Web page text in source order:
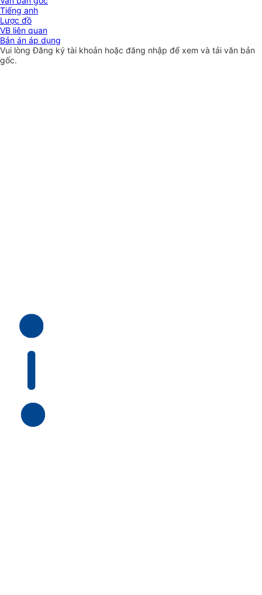
Tiếng anh
Lược đồ
VB liên quan
Bản án áp dụng
Vui lòngĐăng ký tài khoản hoặc đăng nhập để xem và tải văn bản
gốc.